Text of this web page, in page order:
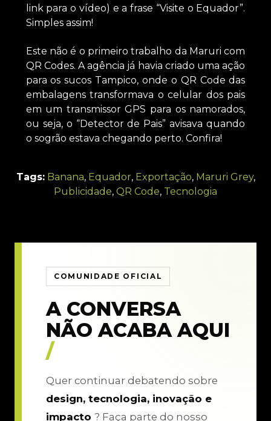
link para o vídeo) e a frase “Visite o Equador”.
Simples assim!
Este não é o primeiro trabalho da Maruri com
QR Codes. A agência já havia criado uma ação
para os sucos Tampico, onde o QR Code das
embalagens transformava o celular dos pais
em um transmissor GPS para os namorados,
ou seja, o “Detector de Pais” avisava quando
o sogrão estava chegando perto. Confira!
Tags: Banana, Equador, Exportação, Maruri Grey,
Publicidade, QR Code, Tecnologia
COMUNIDADE OFICIAL
A CONVERSA
NÃO ACABA AQUI
/
Quer continuar debatendo sobre
design, tecnologia, inovação e
impacto ? Faça parte do nosso